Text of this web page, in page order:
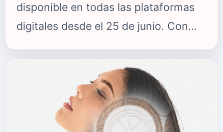
disponible en todas las plataformas
digitales desde el 25 de junio. Con
lanzamiento representa una nueva
oportunidad para conocer la visión
artística de una creadora que utiliza
sus composiciones como una